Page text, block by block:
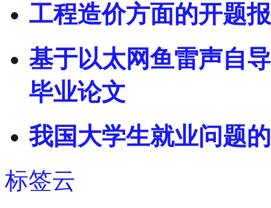
工程造价方面的开题
基于以太网鱼雷声自
毕业论文
我国大学生就业问题
标签云